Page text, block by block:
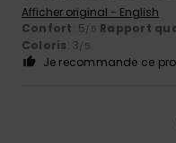
Afficher original - English
Confort: 5/5 Rapport
Coloris: 3/5
Je recommande ce